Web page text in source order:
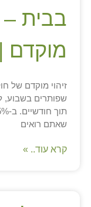
בבית –
מוקדם
זיהוי מוקדם של
שפותרים בשבוע,
שאתם רואים
קרא עוד.. »